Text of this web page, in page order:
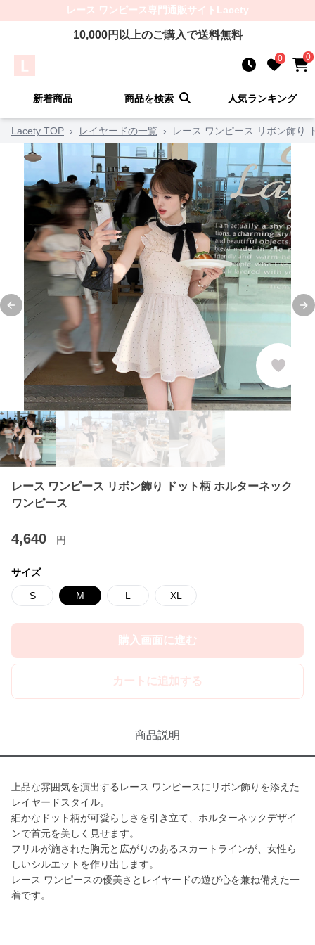
レース ワンピース専門通販サイト Lacety
10,000円以上のご購入で送料無料
0 0
新着商品 商品を検索 人気ランキング
Lacety TOP › レイヤードの一覧 › レース ワンピース リボン飾り
Previous slide
レース ワンピース リボン飾り ドット柄 ホルターネック
ワンピース
4,640 円
サイズ
S M L XL
購入画面に進む
カートに追加する
商品説明
上品な雰囲気を演出するレース ワンピースにリボン飾りを添えた
レイヤードスタイル。
細かなドット柄が可愛らしさを引き立て、ホルターネックデザイ
ンで首元を美しく見せます。
フリルが施された胸元と広がりのあるスカートラインが、女性ら
しいシルエットを作り出します。
レース ワンピースの優美さとレイヤードの遊び心を兼ね備えた一
着です。